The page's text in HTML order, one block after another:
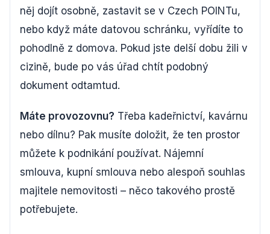
něj dojít osobně, zastavit se v Czech POINTu,
nebo když máte datovou schránku, vyřídíte to
pohodlně z domova. Pokud jste delší dobu žili v
cizině, bude po vás úřad chtít podobný
dokument odtamtud.
Máte provozovnu? Třeba kadeřnictví, kavárnu
nebo dílnu? Pak musíte doložit, že ten prostor
můžete k podnikání používat. Nájemní
smlouva, kupní smlouva nebo alespoň souhlas
majitele nemovitosti – něco takového prostě
potřebujete.